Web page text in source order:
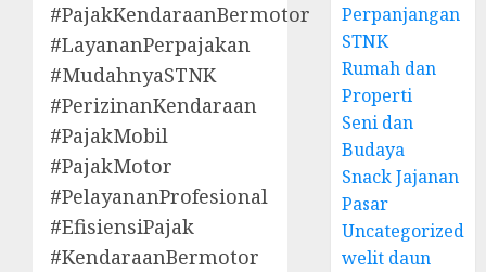
#PajakKendaraanBermotor
#LayananPerpajakan
#MudahnyaSTNK
#PerizinanKendaraan
#PajakMobil
#PajakMotor
#PelayananProfesional
#EfisiensiPajak
#KendaraanBermotor
Perpanjangan
STNK
Rumah dan
Properti
Seni dan
Budaya
Snack Jajanan
Pasar
Uncategorized
welit daun